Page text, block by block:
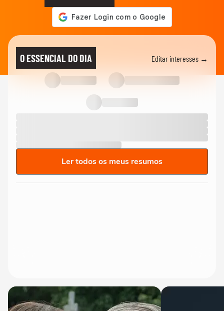
O ESSENCIAL DO DIA Editar interesses →
Ler todos os meus resumos